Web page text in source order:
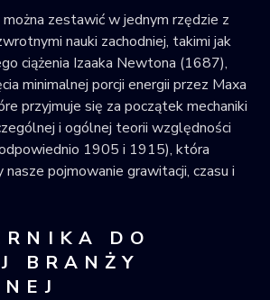
zestawić w jednym rzędzie z
nauki zachodniej, takimi jak
ciążenia Izaaka Newtona (1687),
minimalnej porcji energii przez Maxa
przyjmuje się za początek mechaniki
i ogólnej teorii względności
1905 i 1915), która
nasze pojmowanie grawitacji, czasu i
DO
BRANŻY